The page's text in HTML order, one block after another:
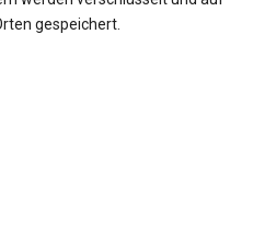
gespeichert.